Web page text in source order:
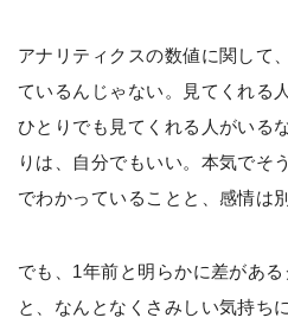
アナリティクスの数値に関して
ているんじゃない。見てくれる
ひとりでも見てくれる人がいる
りは、自分でもいい。本気でそ
でわかっていることと、感情は
でも、1年前と明らかに差があ
と、なんとなくさみしい気持ち